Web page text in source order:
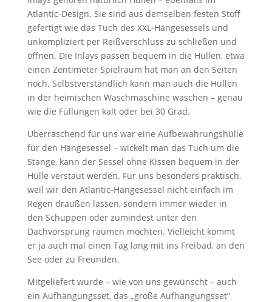
Atlantic-Design. Sie sind aus demselben festen Stoff
gefertigt wie das Tuch des XXL-Hängesessels und
unkompliziert per Reißverschluss zu schließen und
öffnen. Die Inlays passen bequem in die Hüllen, etwa
einen Zentimeter Spielraum hat man an den Seiten
noch. Selbstverständlich kann man auch die Hüllen
in der heimischen Waschmaschine waschen – genau
wie die Füllungen kalt oder bei 30 Grad.
Überraschend für uns war eine Aufbewahrungshülle
für den Hängesessel – wickelt man das Tuch um die
Stange, kann der Sessel ohne Kissen bequem in der
Hülle verstaut werden. Für uns besonders praktisch,
weil wir den Atlantic-Hängesessel nicht einfach im
Regen draußen lassen, sondern immer wieder in
den Schuppen oder zumindest unter den
Dachvorsprung räumen möchten. Vielleicht kommt
er ja auch mal einen Tag lang mit ins Freibad, an den
See oder zu Freunden.
Mitgeliefert wurde – wie von uns gewünscht – auch
ein Aufhängungsset, das „große Aufhängungsset“